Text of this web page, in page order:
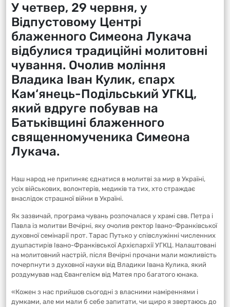
У четвер, 29 червня, у
Відпустовому Центрі
блаженного Симеона Лукача
відбулися традиційні молитовні
чування. Очолив моління
Владика Іван Кулик, єпарх
Кам‘янець-Подільський УГКЦ,
який вдруге побував на
Батьківщині блаженного
священномученика Симеона
Лукача.
Наш народ не припиняє єднатися в молитві за мир в Україні,
усіх військових, волонтерів, медиків та тих, хто страждає
внаслідок страшної війни в Україні.
Як зазвичай, програма чувань розпочалася у храмі свв. Петра і
Павла із молитви Вечірні, яку очолив ректор Івано-Франківської
духовної семінарії прот. Тарас Путько у співслужінні численних
душпастирів Івано-Франківської Архієпархії УГКЦ. Налаштовані
на молитовний настрій, після Вечірні прочани мали можливість
почерпнути з духовної науки від Владики Івана Кулика, який
роздумував над Євангелієм від Матея про багатого юнака.
«Кожен з нас прийшов сьогодні з власними наміреннями і
думками, але ми мали б себе запитати, чи щиро я звертаюсь до